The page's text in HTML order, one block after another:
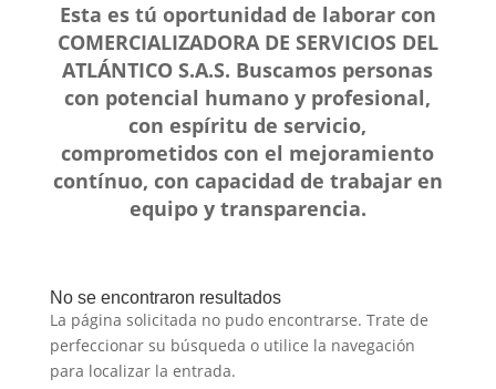
Esta es tú oportunidad de laborar con
COMERCIALIZADORA DE SERVICIOS DEL
ATLÁNTICO S.A.S. Buscamos personas
con potencial humano y profesional,
con espíritu de servicio,
comprometidos con el mejoramiento
contínuo, con capacidad de trabajar en
equipo y transparencia.
No se encontraron resultados
La página solicitada no pudo encontrarse. Trate de
perfeccionar su búsqueda o utilice la navegación
para localizar la entrada.